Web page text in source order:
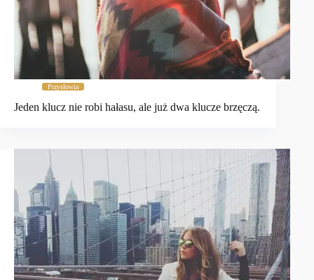
Przysłowia
Jeden klucz nie robi hałasu, ale już dwa klucze brzęczą.